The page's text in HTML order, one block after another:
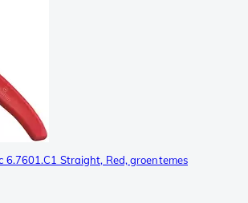
6.7601.C1 Straight, Red, groentemes